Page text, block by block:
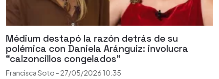
Médium destapó la razón detrás de su
polémica con Daniela Aránguiz: involucra
“calzoncillos congelados”
Francisca Soto - 27/05/2026 10:35